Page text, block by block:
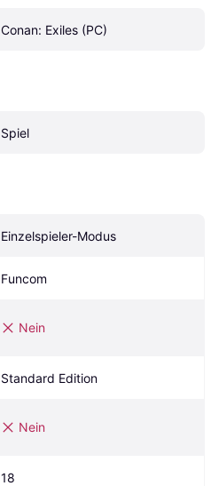
Conan: Exiles (PC)
Spiel
Einzelspieler-Modus
Funcom
Nein
Standard Edition
Nein
18